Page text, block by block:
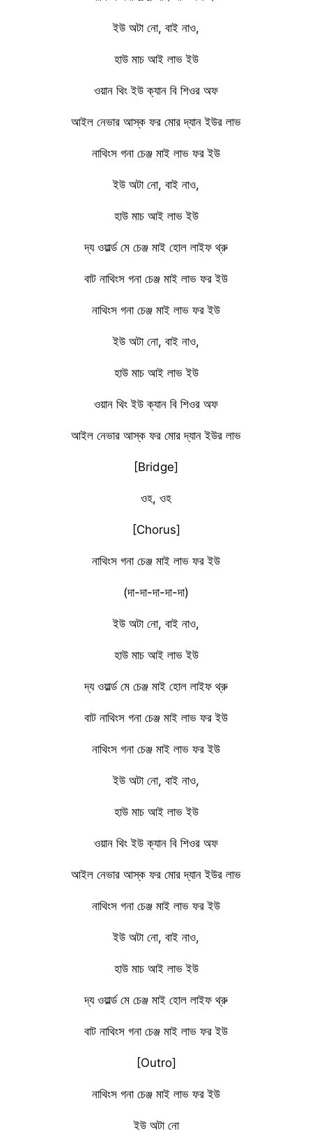
ইউ অটা নো, বাই নাও,
হাউ মাচ আই লাভ ইউ
ওয়ান থিং ইউ ক্যান বি শিওর অফ
আইল নেভার আস্ক ফর মোর দ্যান ইউর লাভ
নাথিংস গনা চেঞ্জ মাই লাভ ফর ইউ
ইউ অটা নো, বাই নাও,
হাউ মাচ আই লাভ ইউ
দ্য ওয়ার্ল্ড মে চেঞ্জ মাই হোল লাইফ থ্রু
বাট নাথিংস গনা চেঞ্জ মাই লাভ ফর ইউ
নাথিংস গনা চেঞ্জ মাই লাভ ফর ইউ
ইউ অটা নো, বাই নাও,
হাউ মাচ আই লাভ ইউ
ওয়ান থিং ইউ ক্যান বি শিওর অফ
আইল নেভার আস্ক ফর মোর দ্যান ইউর লাভ
[Bridge]
ওহ, ওহ
[Chorus]
নাথিংস গনা চেঞ্জ মাই লাভ ফর ইউ
(দা-দা-দা-দা-দা)
ইউ অটা নো, বাই নাও,
হাউ মাচ আই লাভ ইউ
দ্য ওয়ার্ল্ড মে চেঞ্জ মাই হোল লাইফ থ্রু
বাট নাথিংস গনা চেঞ্জ মাই লাভ ফর ইউ
নাথিংস গনা চেঞ্জ মাই লাভ ফর ইউ
ইউ অটা নো, বাই নাও,
হাউ মাচ আই লাভ ইউ
ওয়ান থিং ইউ ক্যান বি শিওর অফ
আইল নেভার আস্ক ফর মোর দ্যান ইউর লাভ
নাথিংস গনা চেঞ্জ মাই লাভ ফর ইউ
ইউ অটা নো, বাই নাও,
হাউ মাচ আই লাভ ইউ
দ্য ওয়ার্ল্ড মে চেঞ্জ মাই হোল লাইফ থ্রু
বাট নাথিংস গনা চেঞ্জ মাই লাভ ফর ইউ
[Outro]
নাথিংস গনা চেঞ্জ মাই লাভ ফর ইউ
ইউ অটা নো